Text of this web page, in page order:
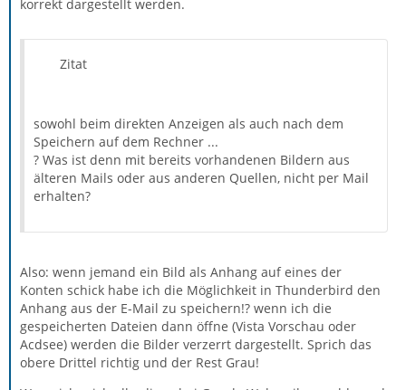
korrekt dargestellt werden.
Zitat
sowohl beim direkten Anzeigen als auch nach dem
Speichern auf dem Rechner ...
? Was ist denn mit bereits vorhandenen Bildern aus
älteren Mails oder aus anderen Quellen, nicht per Mail
erhalten?
Also: wenn jemand ein Bild als Anhang auf eines der
Konten schick habe ich die Möglichkeit in Thunderbird den
Anhang aus der E-Mail zu speichern!? wenn ich die
gespeicherten Dateien dann öffne (Vista Vorschau oder
Acdsee) werden die Bilder verzerrt dargestellt. Sprich das
obere Drittel richtig und der Rest Grau!